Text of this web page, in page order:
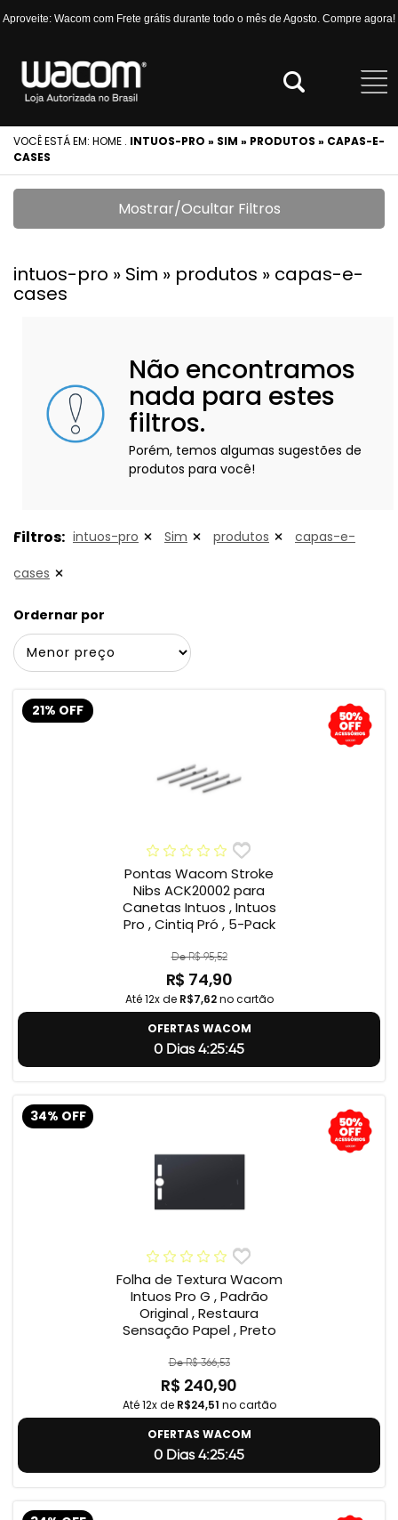
Aproveite: Wacom com Frete grátis durante todo o mês de Agosto. Compre agora!
VOCÊ ESTÁ EM: HOME . INTUOS-PRO » SIM » PRODUTOS » CAPAS-E-
CASES
Mostrar/Ocultar Filtros
intuos-pro » Sim » produtos » capas-e-
cases
Não encontramos
nada para estes
filtros.
Porém, temos algumas sugestões de
produtos para você!
Filtros: intuos-pro Sim produtos capas-e-
cases
Ordernar por
21% OFF
Pontas Wacom Stroke
Nibs ACK20002 para
Canetas Intuos , Intuos
Pro , Cintiq Pró , 5-Pack
De R$ 95,52
R$ 74,90
Até 12x de R$7,62no cartão
OFERTAS WACOM
0 Dias 4:25:45
34% OFF
Folha de Textura Wacom
Intuos Pro G , Padrão
Original , Restaura
Sensação Papel , Preto
De R$ 366,53
R$ 240,90
Até 12x de R$24,51 no cartão
OFERTAS WACOM
0 Dias 4:25:45